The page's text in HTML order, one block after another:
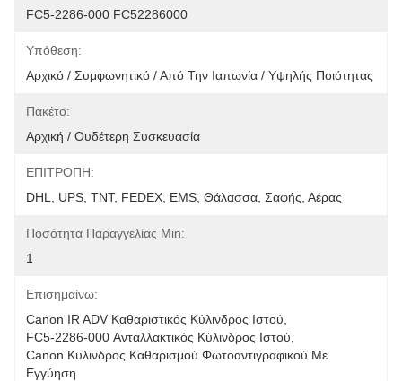
FC5-2286-000 FC52286000
Υπόθεση:
Αρχικό / Συμφωνητικό / Από Την Ιαπωνία / Υψηλής Ποιότητας
Πακέτο:
Αρχική / Ουδέτερη Συσκευασία
ΕΠΙΤΡΟΠΗ:
DHL, UPS, TNT, FEDEX, EMS, Θάλασσα, Σαφής, Αέρας
Ποσότητα Παραγγελίας Min:
1
Επισημαίνω:
Canon IR ADV Καθαριστικός Κύλινδρος Ιστού
FC5-2286-000 Ανταλλακτικός Κύλινδρος Ιστού
Canon Κυλινδρος Καθαρισμού Φωτοαντιγραφικού Με
Εγγύηση